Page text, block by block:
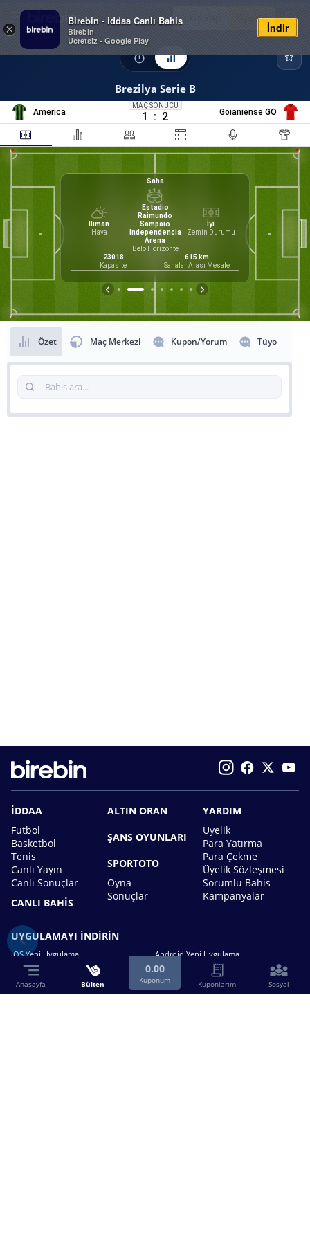
×
Birebin - iddaa Canlı Bahis
Birebin
Ücretsiz - Google Play
İndir
Giriş Yap Üye Ol
Brezilya Serie B
America
MAÇ SONUCU
1 : 2 Goianiense GO
Saha
Ilıman
Hava
Estadio
Raimundo
Sampaio
Independencia
Arena
Belo Horizonte
İyi
Zemin Durumu
23018
Kapasite
615 km
Sahalar Arası Mesafe
M B
Özet Maç Merkezi Kupon/Yorum Tüyo
İDDAA
Futbol
Basketbol
Tenis
Canlı Yayın
Canlı Sonuçlar
CANLI BAHİS
ALTIN ORAN
ŞANS OYUNLARI
SPORTOTO
Oyna
Sonuçlar
YARDIM
Üyelik
Para Yatırma
Para Çekme
Üyelik Sözleşmesi
Sorumlu Bahis
Kampanyalar
UYGULAMAYI İNDİRİN
iOS Yeni Uygulama Android Yeni Uygulama
Anasayfa Bülten
0.00
Kuponum Kuponlarım Sosyal